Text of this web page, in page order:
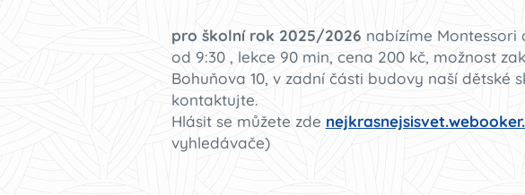
pro školní rok 2025/2026 nabízíme
od 9:30, lekce 90min, cena 200 kč, možnost
Bohuňova 10, v zadní části budovy naší
kontaktujte.
Hlásit se můžete zde
vyhledávače) V případě